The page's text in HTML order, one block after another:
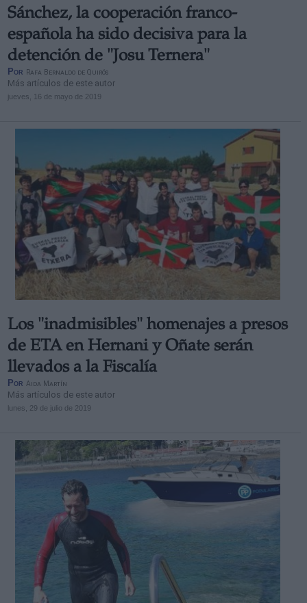
Sánchez, la cooperación franco-
española ha sido decisiva para la
detención de "Josu Ternera"
Por Rafa Bernaldo de Quirós
Más artículos de este autor
jueves, 16 de mayo de 2019
Los "inadmisibles" homenajes a presos
de ETA en Hernani y Oñate serán
llevados a la Fiscalía
Por Aida Martín
Más artículos de este autor
lunes, 29 de julio de 2019